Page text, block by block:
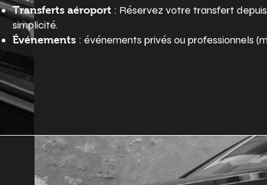
Transferts aéroport : Réservez votre transfert
simplicité.​
Événements : événements privés ou professionnels